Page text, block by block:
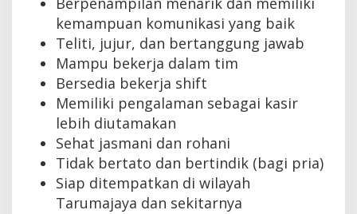
kemampuan komunikasi yang baik
Teliti, jujur, dan bertanggung jawab
Mampu bekerja dalam tim
Bersedia bekerja shift
Memiliki pengalaman sebagai kasir
lebih diutamakan
Sehat jasmani dan rohani
Tidak bertato dan bertindik (bagi pria)
Siap ditempatkan di wilayah
Tarumajaya dan sekitarnya